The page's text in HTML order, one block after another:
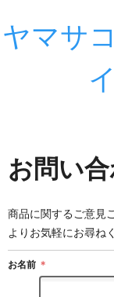
ヤマサ
お問い
商品に関するご意見
よりお気軽にお尋ね
お名前 ＊